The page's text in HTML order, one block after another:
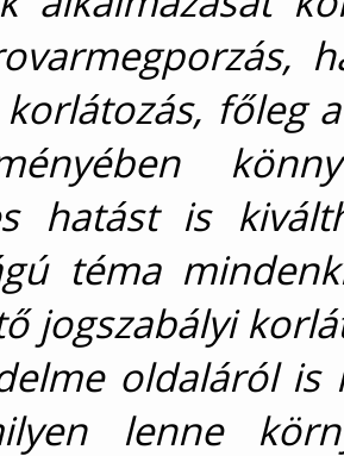
főleg
hatást is
téma
jogszabályi
oldaláról is
lenne